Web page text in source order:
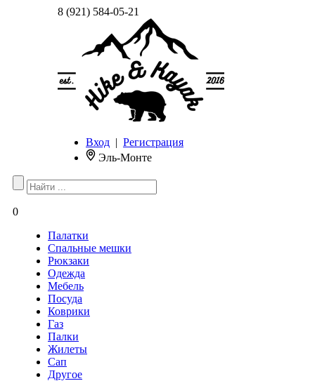
8 (921) 584-05-21
Вход | Регистрация
Эль-Монте
0
Палатки
Спальные мешки
Рюкзаки
Одежда
Мебель
Посуда
Коврики
Газ
Палки
Жилеты
Сап
Другое